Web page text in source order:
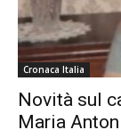
Cronaca Italia
Novità sul
Maria